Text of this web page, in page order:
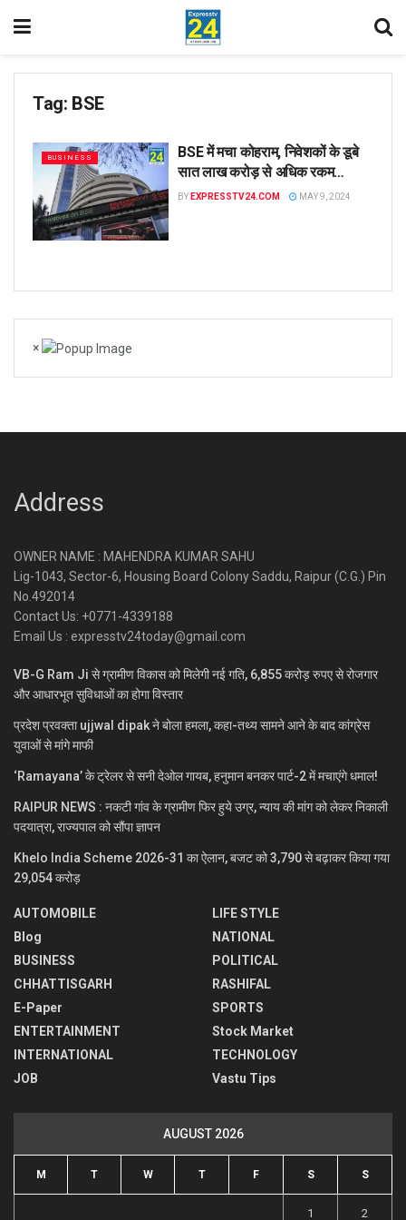
Tag: BSE
BUSINESS
BSE में मचा कोहराम, निवेशकों के डूबे
सात लाख करोड़ से अधिक रकम…
BY EXPRESSTV24.COM MAY 9, 2024
×
Address
OWNER NAME : MAHENDRA KUMAR SAHU
Lig-1043, Sector-6, Housing Board Colony Saddu, Raipur (C.G.) Pin
No.492014
Contact Us: +0771-4339188
Email Us : expresstv24today@gmail.com
VB-G Ram Ji से ग्रामीण विकास को मिलेगी नई गति, 6,855 करोड़ रुपए से रोजगार
और आधारभूत सुविधाओं का होगा विस्तार
प्रदेश प्रवक्ता ujjwal dipak ने बोला हमला, कहा-तथ्य सामने आने के बाद कांग्रेस
युवाओं से मांगे माफी
‘Ramayana’ के ट्रेलर से सनी देओल गायब, हनुमान बनकर पार्ट-2 में मचाएंगे धमाल!
RAIPUR NEWS : नकटी गांव के ग्रामीण फिर हुये उग्र, न्याय की मांग को लेकर निकाली
पदयात्रा, राज्यपाल को सौंपा ज्ञापन
Khelo India Scheme 2026-31 का ऐलान, बजट को 3,790 से बढ़ाकर किया गया
29,054 करोड़
AUTOMOBILE
Blog
BUSINESS
CHHATTISGARH
E-Paper
ENTERTAINMENT
INTERNATIONAL
JOB
LIFE STYLE
NATIONAL
POLITICAL
RASHIFAL
SPORTS
Stock Market
TECHNOLOGY
Vastu Tips
AUGUST 2026
M T W T F S S
1 2